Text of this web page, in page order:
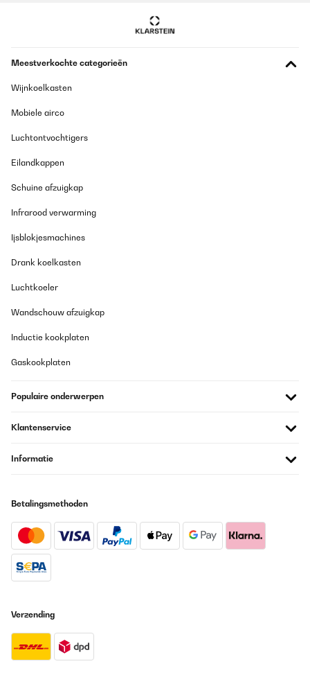
Meestverkochte categorieën
Wijnkoelkasten
Mobiele airco
Luchtontvochtigers
Eilandkappen
Schuine afzuigkap
Infrarood verwarming
Ijsblokjesmachines
Drank koelkasten
Luchtkoeler
Wandschouw afzuigkap
Inductie kookplaten
Gaskookplaten
Populaire onderwerpen
Klantenservice
Informatie
Betalingsmethoden
Verzending